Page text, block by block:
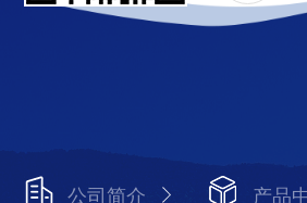
公司简介 产品